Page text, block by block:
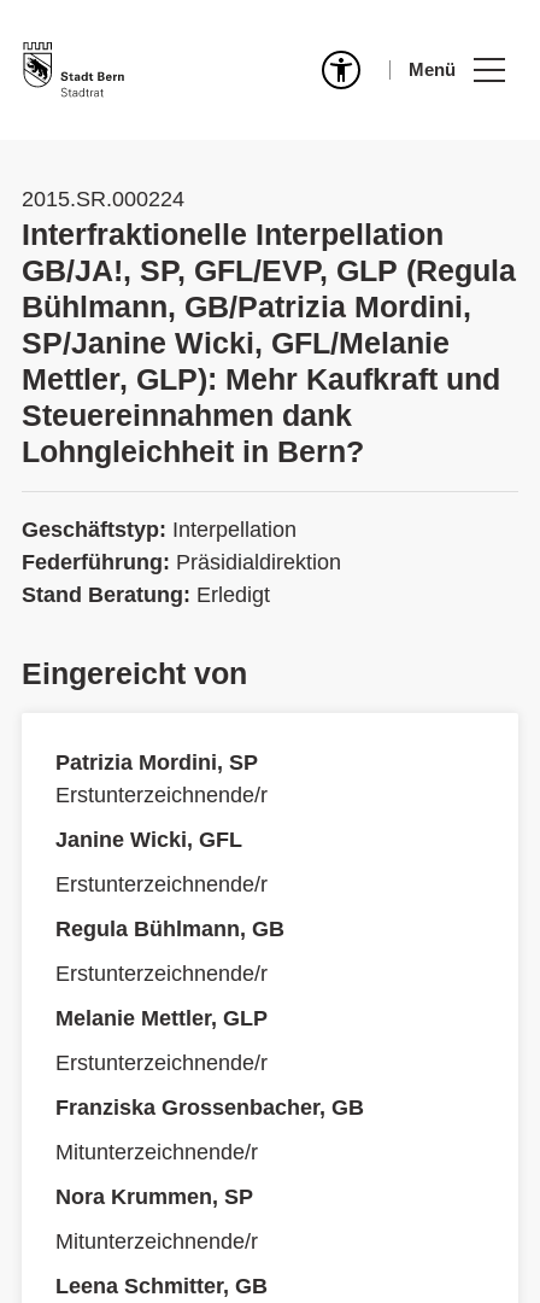
Menü
2015.SR.000224
Interfraktionelle Interpellation
GB/JA!, SP, GFL/EVP, GLP (Regula
Bühlmann, GB/Patrizia Mordini,
SP/Janine Wicki, GFL/Melanie
Mettler, GLP): Mehr Kaufkraft und
Steuereinnahmen dank
Lohngleichheit in Bern?
Geschäftstyp: Interpellation
Federführung: Präsidialdirektion
Stand Beratung: Erledigt
Eingereicht von
Patrizia Mordini, SP
Erstunterzeichnende/r
Janine Wicki, GFL
Erstunterzeichnende/r
Regula Bühlmann, GB
Erstunterzeichnende/r
Melanie Mettler, GLP
Erstunterzeichnende/r
Franziska Grossenbacher, GB
Mitunterzeichnende/r
Nora Krummen, SP
Mitunterzeichnende/r
Leena Schmitter, GB